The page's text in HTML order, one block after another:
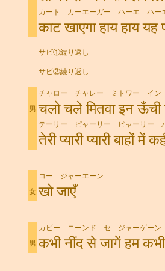
カート カーエーガー ハーエ ハ
काट खाएगा हाय हाय
サビ①繰り返し
サビ②繰り返し
チャロー チャレー ミトワー イ
男 चलो चले मितवा इन ऊँची
テーリー ピャーリー ピャーリー
तेरी प्यारी प्यारी बाहों में
コー ジャーエーン
女 खो जाएँ
カビー ニーンド セ ジャーゲー
男 कभी नींद से जागें हम